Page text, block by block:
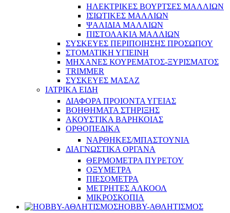
ΗΛΕΚΤΡΙΚΕΣ ΒΟΥΡΤΣΕΣ ΜΑΛΛΙΩΝ
ΙΣΙΩΤΙΚΕΣ ΜΑΛΛΙΩΝ
ΨΑΛΙΔΙΑ ΜΑΛΛΙΩΝ
ΠΙΣΤΟΛΑΚΙΑ ΜΑΛΛΙΩΝ
ΣΥΣΚΕΥΕΣ ΠΕΡΙΠΟΙΗΣΗΣ ΠΡΟΣΩΠΟΥ
ΣΤΟΜΑΤΙΚΗ ΥΓΙΕΙΝΗ
ΜΗΧΑΝΕΣ ΚΟΥΡΕΜΑΤΟΣ-ΞΥΡΙΣΜΑΤΟΣ
TRIMMER
ΣΥΣΚΕΥΕΣ ΜΑΣΑΖ
ΙΑΤΡΙΚΑ ΕΙΔΗ
ΔΙΑΦΟΡΑ ΠΡΟΙΟΝΤΑ ΥΓΕΙΑΣ
ΒΟΗΘΗΜΑΤΑ ΣΤΗΡΙΞΗΣ
ΑΚΟΥΣΤΙΚΑ ΒΑΡΗΚΟΙΑΣ
ΟΡΘΟΠΕΔΙΚΑ
ΝΑΡΘΗΚΕΣ/ΜΠΑΣΤΟΥΝΙΑ
ΔΙΑΓΝΩΣΤΙΚΑ ΟΡΓΑΝΑ
ΘΕΡΜΟΜΕΤΡΑ ΠΥΡΕΤΟΥ
ΟΞΥΜΕΤΡΑ
ΠΙΕΣΟΜΕΤΡΑ
ΜΕΤΡΗΤΕΣ ΑΛΚΟΟΛ
ΜΙΚΡΟΣΚΟΠΙΑ
HOBBY-ΑΘΛΗΤΙΣΜΟΣ